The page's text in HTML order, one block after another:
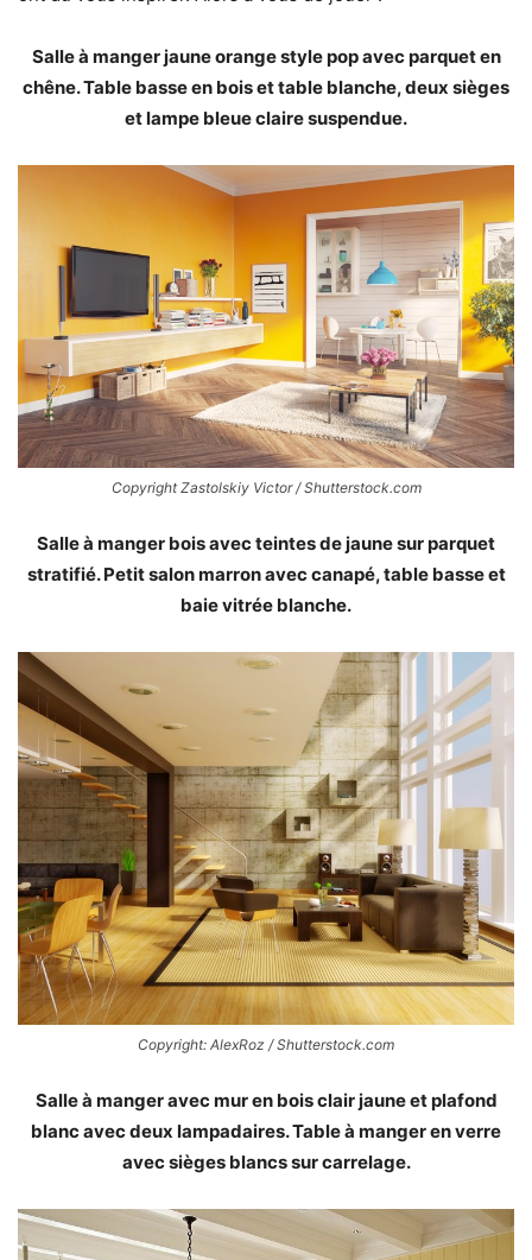
Salle à manger jaune orange style pop avec parquet en
chêne. Table basse en bois et table blanche, deux sièges
et lampe bleue claire suspendue.
Copyright Zastolskiy Victor / Shutterstock.com
Salle à manger bois avec teintes de jaune sur parquet
stratifié. Petit salon marron avec canapé, table basse et
baie vitrée blanche.
Copyright: AlexRoz / Shutterstock.com
Salle à manger avec mur en bois clair jaune et plafond
blanc avec deux lampadaires. Table à manger en verre
avec sièges blancs sur carrelage.